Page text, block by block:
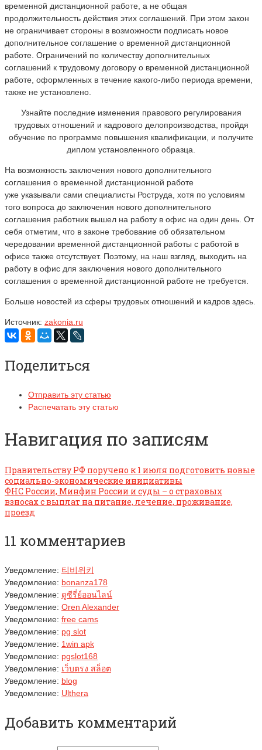
временной дистанционной работе, а не общая
продолжительность действия этих соглашений. При этом закон
не ограничивает стороны в возможности подписать новое
дополнительное соглашение о временной дистанционной
работе. Ограничений по количеству дополнительных
соглашений к трудовому договору о временной дистанционной
работе, оформленных в течение какого-либо периода времени,
также не установлено.
Узнайте последние изменения правового регулирования
трудовых отношений и кадрового делопроизводства, пройдя
обучение по программе повышения квалификации, и получите
диплом установленного образца.
На возможность заключения нового дополнительного
соглашения о временной дистанционной работе
уже указывали сами специалисты Роструда, хотя по условиям
того вопроса до заключения нового дополнительного
соглашения работник вышел на работу в офис на один день. От
себя отметим, что в законе требование об обязательном
чередовании временной дистанционной работы с работой в
офисе также отсутствует. Поэтому, на наш взгляд, выходить на
работу в офис для заключения нового дополнительного
соглашения о временной дистанционной работе не требуется.
Больше новостей из сферы трудовых отношений и кадров здесь.
Источник: zakonia.ru
Поделиться
Отправить эту статью
Распечатать эту статью
Навигация по записям
Правительству РФ поручено к 1 июля подготовить новые
социально-экономические инициативы
ФНС России, Минфин России и суды – о страховых
взносах с выплат на питание, лечение, проживание,
проезд
11 комментариев
Уведомление: 티비위키
Уведомление: bonanza178
Уведомление: ดูซีรี่ย์ออนไลน์
Уведомление: Oren Alexander
Уведомление: free cams
Уведомление: pg slot
Уведомление: 1win apk
Уведомление: pgslot168
Уведомление: เว็บตรง สล็อต
Уведомление: blog
Уведомление: Ulthera
Добавить комментарий